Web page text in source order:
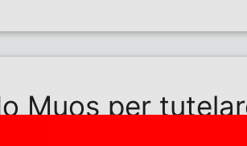
Muos per